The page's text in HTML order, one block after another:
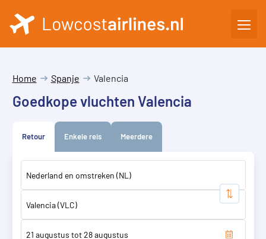
Home Spanje Valencia
Goedkope vluchten Valencia
Retour Enkele reis Meerdere